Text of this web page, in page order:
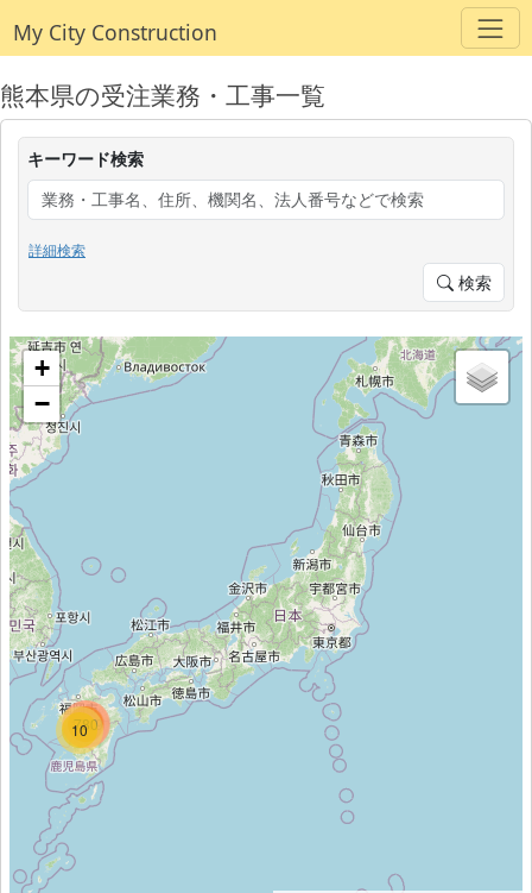
My City Construction
熊本県の受注業務・工事一覧
キーワード検索
詳細検索
検索
10
1219
780
+
−